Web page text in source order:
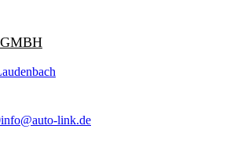
info@auto-link.de